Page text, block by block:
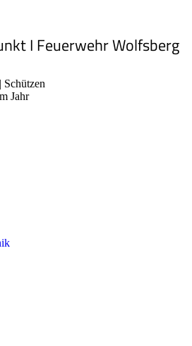
I Feuerwehr Wolfsberg
Schützen
Jahr